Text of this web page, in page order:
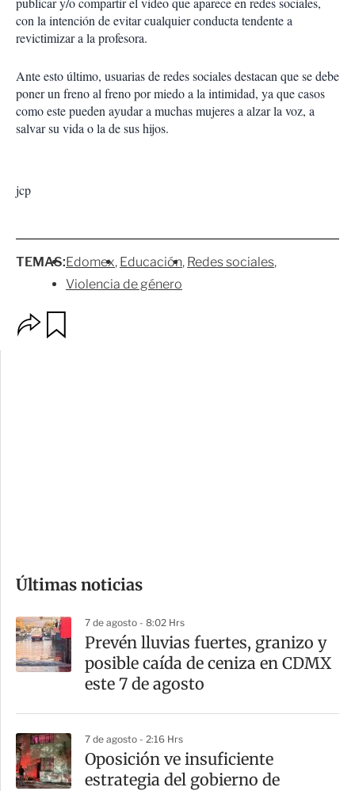
con la intención de evitar cualquier conducta tendente a
revictimizar a la profesora.
Ante esto último, usuarias de redes sociales destacan que se debe
poner un freno al freno por miedo a la intimidad, ya que casos
como este pueden ayudar a muchas mujeres a alzar la voz, a
salvar su vida o la de sus hijos.
jcp
TEMAS:Edomex Educación Redes sociales
Violencia de género
m
a
r
t
Últimas noticias
7 de agosto - 8:02 Hrs
Prevén lluvias fuertes, granizo y
posible caída de ceniza en CDMX
este 7 de agosto
7 de agosto - 2:16 Hrs
Oposición ve insuficiente
estrategia del gobierno de